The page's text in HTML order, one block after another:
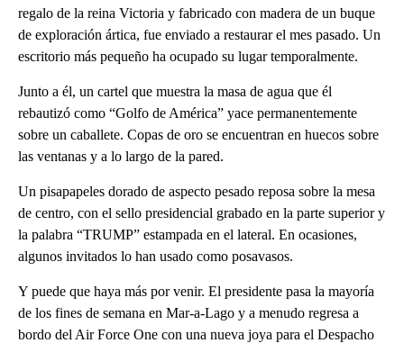
regalo de la reina Victoria y fabricado con madera de un buque
de exploración ártica, fue enviado a restaurar el mes pasado. Un
escritorio más pequeño ha ocupado su lugar temporalmente.
Junto a él, un cartel que muestra la masa de agua que él
rebautizó como “Golfo de América” ​​yace permanentemente
sobre un caballete. Copas de oro se encuentran en huecos sobre
las ventanas y a lo largo de la pared.
Un pisapapeles dorado de aspecto pesado reposa sobre la mesa
de centro, con el sello presidencial grabado en la parte superior y
la palabra “TRUMP” estampada en el lateral. En ocasiones,
algunos invitados lo han usado como posavasos.
Y puede que haya más por venir. El presidente pasa la mayoría
de los fines de semana en Mar-a-Lago y a menudo regresa a
bordo del Air Force One con una nueva joya para el Despacho